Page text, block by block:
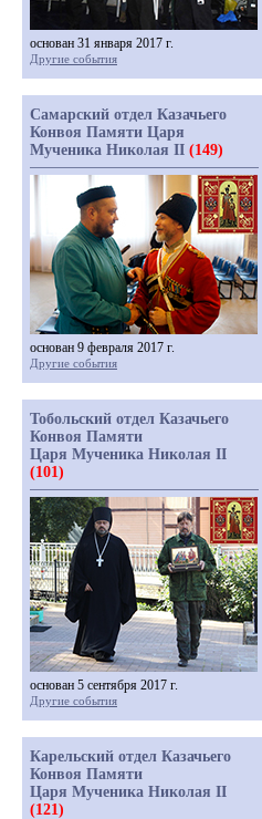
основан 31 января 2017 г.
Другие события
Самарский отдел Казачьего
Конвоя Памяти Царя
Мученика Николая II (149)
основан 9 февраля 2017 г.
Другие события
Тобольский отдел Казачьего
Конвоя Памяти
Царя Мученика Николая II
(101)
основан 5 сентября 2017 г.
Другие события
Карельский отдел Казачьего
Конвоя Памяти
Царя Мученика Николая II
(121)